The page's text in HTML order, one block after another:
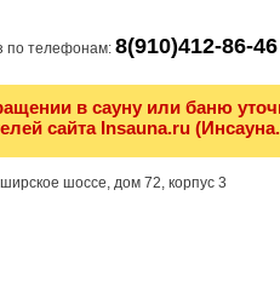
по телефонам: 8(910)412-86-46
в сауну или баню
сайта Insauna.ru
шоссе, дом 72, корпус 3